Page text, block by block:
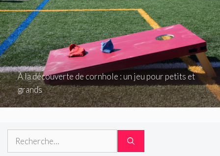
À la découverte de cornhole : un jeu pour petits et
grands
Rechercher :